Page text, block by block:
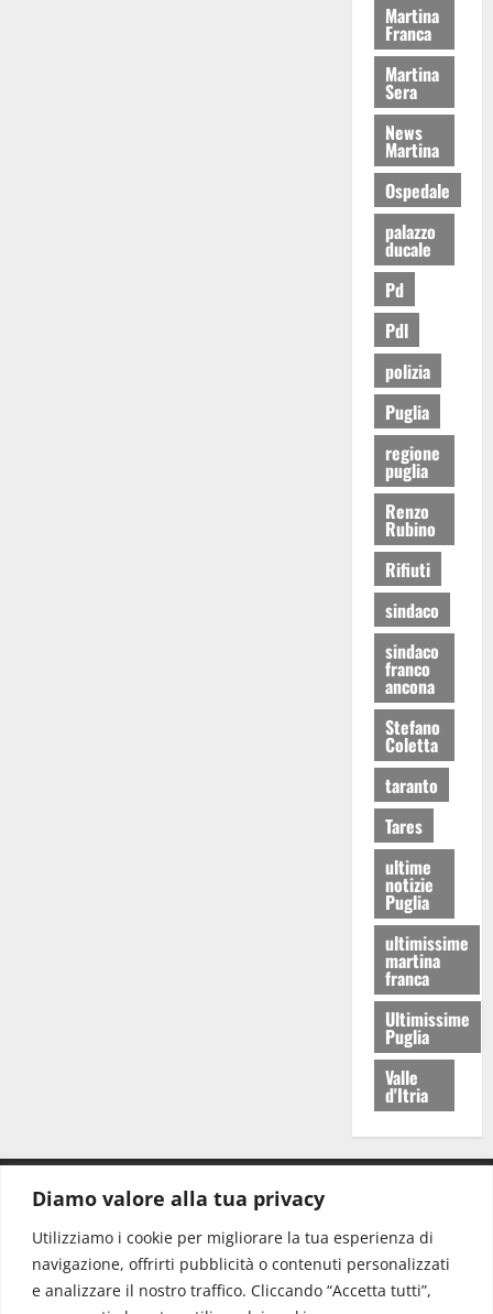
Diamo valore alla tua privacy
Utilizziamo i cookie per migliorare la tua esperienza di
navigazione, offrirti pubblicità o contenuti personalizzati
e analizzare il nostro traffico. Cliccando “Accetta tutti”,
Martina
Franca
Martina
Sera
News
Martina
Ospedale
palazzo
ducale
Pd
Pdl
polizia
Puglia
regione
puglia
Renzo
Rubino
Rifiuti
sindaco
sindaco
franco
ancona
Stefano
Coletta
taranto
Tares
ultime
notizie
Puglia
ultimissime
martina
franca
Ultimissime
Puglia
Valle
d'Itria
Redazione: redazione@www.martinasera.it
Direttore:direttore@www.martinasera.it